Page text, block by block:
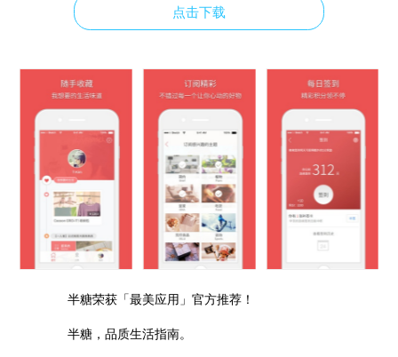
点击下载
半糖荣获「最美应用」官方推荐！
半糖，品质生活指南。